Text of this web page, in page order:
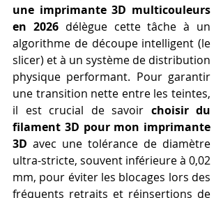
une imprimante 3D multicouleurs
en 2026 délègue cette tâche à un
algorithme de découpe intelligent (le
slicer) et à un système de distribution
physique performant. Pour garantir
une transition nette entre les teintes,
il est crucial de savoir choisir du
filament 3D pour mon imprimante
3D avec une tolérance de diamètre
ultra-stricte, souvent inférieure à 0,02
mm, pour éviter les blocages lors des
fréquents retraits et réinsertions de